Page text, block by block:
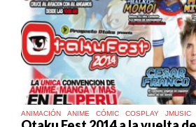
ANIMACIÓN ANIME CÓMIC COSPLAY JMUSIC